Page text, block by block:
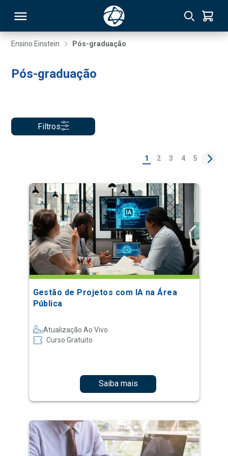
Ensino Einstein Pós-graduação
Pós-graduação
Filtros
1 2 3 4 5
Gestão de Projetos com IA na Área
Pública
Atualização Ao Vivo
Curso Gratuito
Saiba mais